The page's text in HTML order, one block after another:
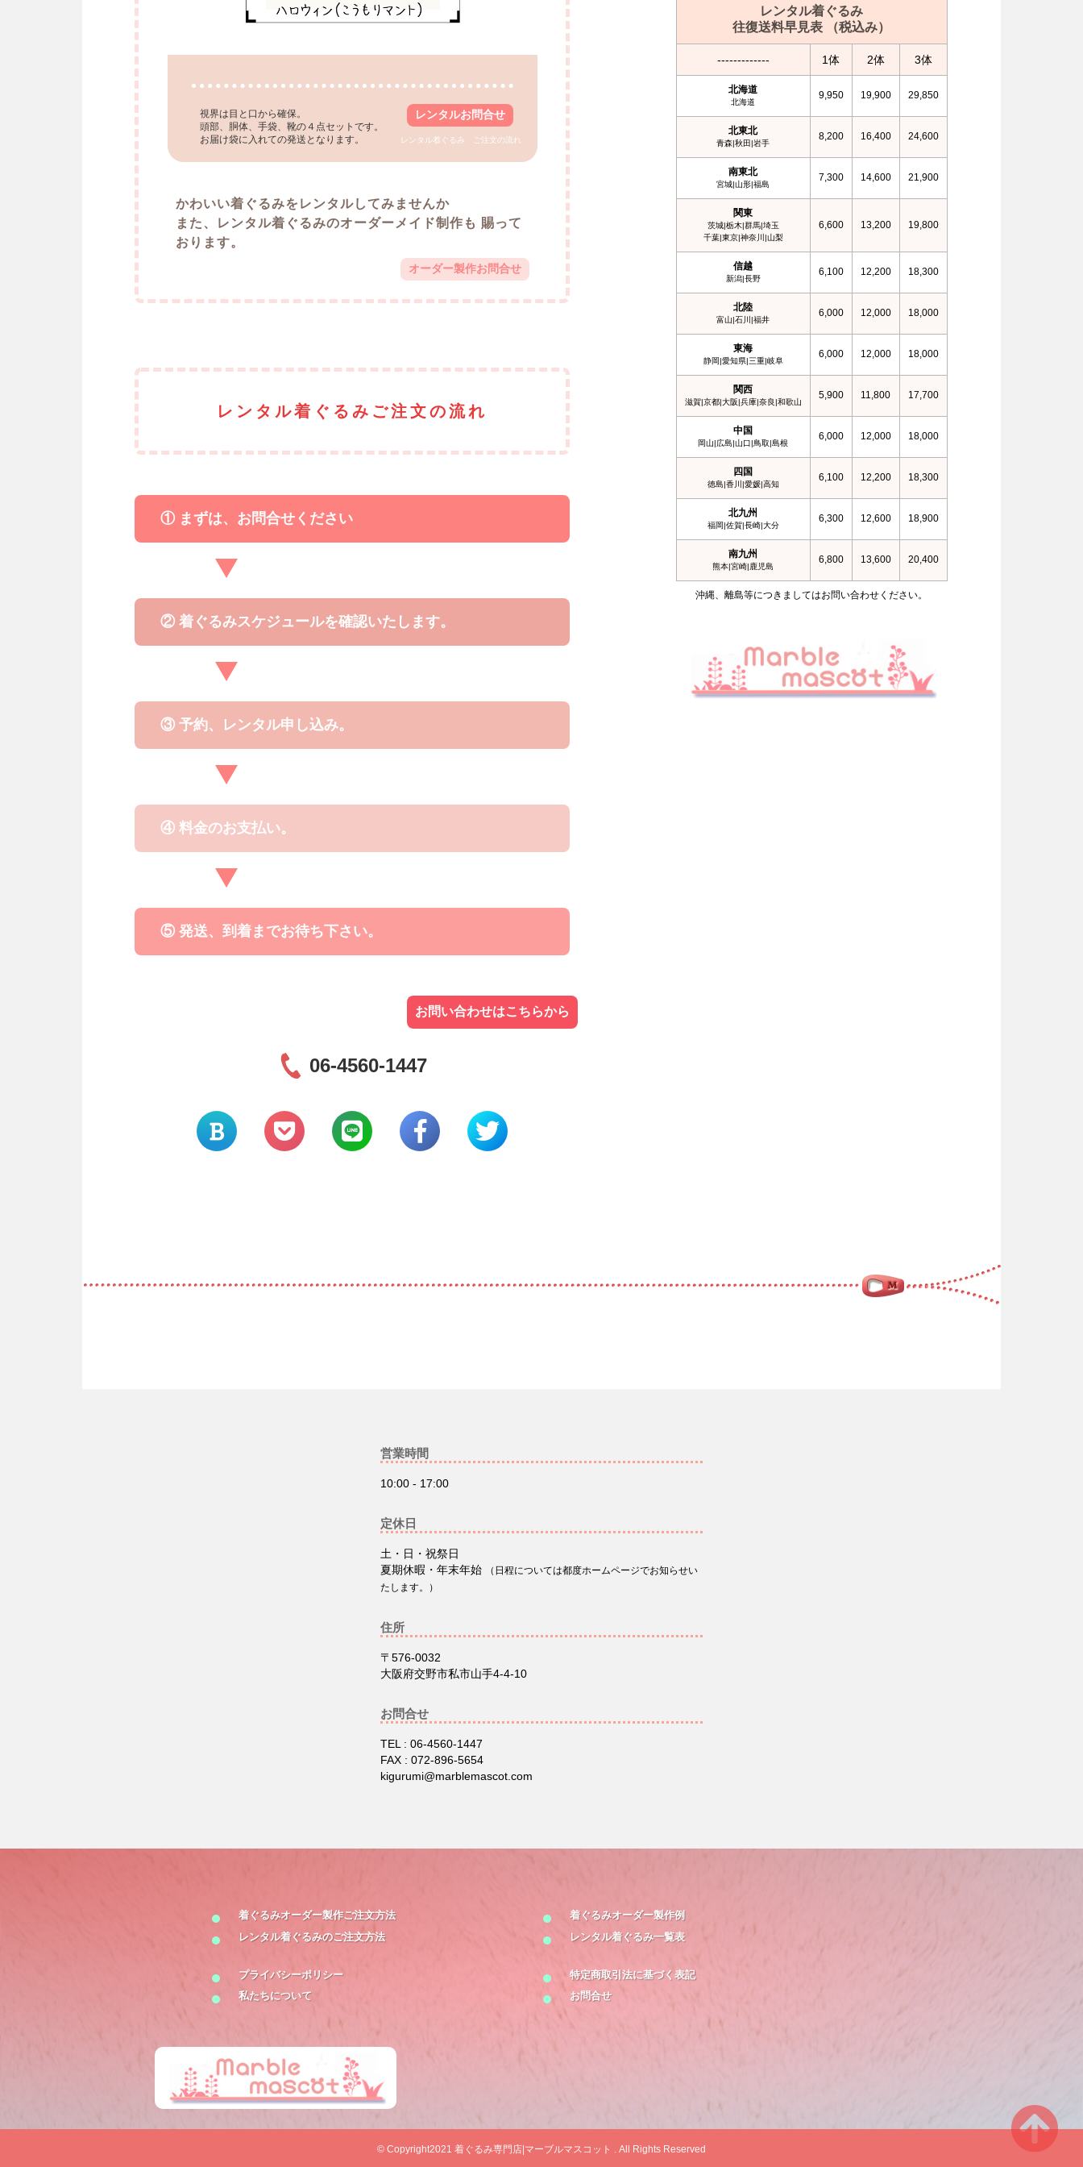
視界は目と口から確保。
頭部、胴体、手袋、靴の４点セットです。
お届け袋に入れての発送となります。
レンタルお問合せ
レンタル着ぐるみ ご注文の流れ
かわいい着ぐるみをレンタルしてみませんか
また、レンタル着ぐるみのオーダーメイド制作も 賜って
おります。
オーダー製作お問合せ
レンタル着ぐるみご注文の流れ
① まずは、お問合せください
② 着ぐるみスケジュールを確認いたします。
③ 予約、レンタル申し込み。
④ 料金のお支払い。
⑤ 発送、到着までお待ち下さい。
お問い合わせはこちらから
06-4560-1447
レンタル着ぐるみ
往復送料早見表 （税込み）
------------- 1体 2体 3体
北海道
北海道
9,950 19,900 29,850
北東北
青森|秋田|岩手
8,200 16,400 24,600
南東北
宮城|山形|福島
7,300 14,600 21,900
関東
茨城|栃木|群馬|埼玉
千葉|東京|神奈川|山梨
6,600 13,200 19,800
信越
新潟|長野
6,100 12,200 18,300
北陸
富山|石川|福井
6,000 12,000 18,000
東海
静岡|愛知県|三重|岐阜
6,000 12,000 18,000
関西
滋賀|京都|大阪|兵庫|奈良|和歌山
5,900 11,800 17,700
中国
岡山|広島|山口|鳥取|島根
6,000 12,000 18,000
四国
徳島|香川|愛媛|高知
6,100 12,200 18,300
北九州
福岡|佐賀|長崎|大分
6,300 12,600 18,900
南九州
熊本|宮崎|鹿児島
6,800 13,600 20,400
沖縄、離島等につきましてはお問い合わせください。
営業時間
10:00 - 17:00
定休日
土・日・祝祭日
夏期休暇・年末年始
（日程については都度ホームページでお知らせい
たします。）
住所
〒576-0032
大阪府交野市私市山手4-4-10
お問合せ
TEL : 06-4560-1447
FAX : 072-896-5654
kigurumi@marblemascot.com
着ぐるみオーダー製作ご注文方法
着ぐるみオーダー製作例
レンタル着ぐるみのご注文方法 レンタル着ぐるみ一覧表
プライバシーポリシー
特定商取引法に基づく表記
私たちについて
お問合せ
© Copyright2021 着ぐるみ専門店|マーブルマスコット . All Rights Reserved